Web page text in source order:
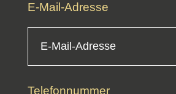
E‑Mail-Adresse
Telefon­nummer